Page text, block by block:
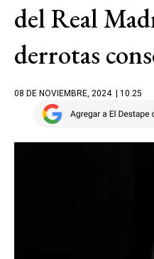
del Real
derrotas
08 DE NOVIEMBRE, 2024 | 10.25